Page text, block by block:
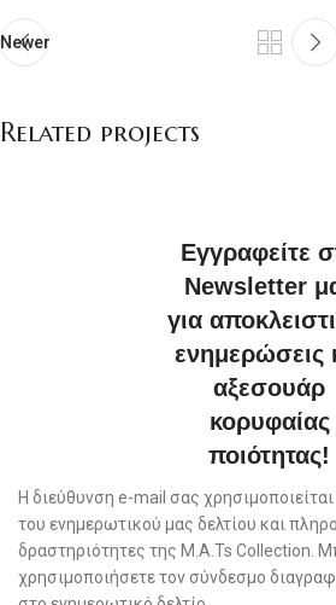
Newer
Related projects
Εγγραφείτε
Newsletter
για
ενημερώσεις
αξεσουάρ
κορυφαίας
ποιότητας!
Η διεύθυνση e-mail σας
του ενημερωτικού μας δελτίου και
δραστηριότητες της M.A.Ts Collection.
χρησιμοποιήσετε τον σύνδεσμο